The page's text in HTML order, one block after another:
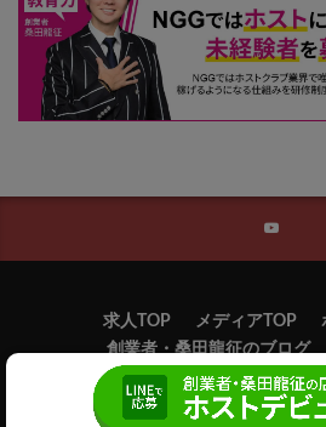
求人TOP メディアTOP
創業者・桑田龍征のブログ
新宿歌舞伎町のホスト求人ならニュー